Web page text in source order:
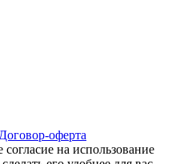
Договор-оферта
на использование